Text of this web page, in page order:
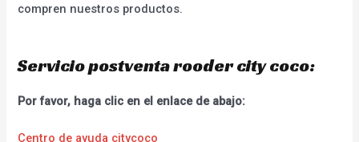
compren nuestros productos.
Servicio postventa rooder city coco:
Por favor, haga clic en el enlace de abajo:
Centro de ayuda citycoco